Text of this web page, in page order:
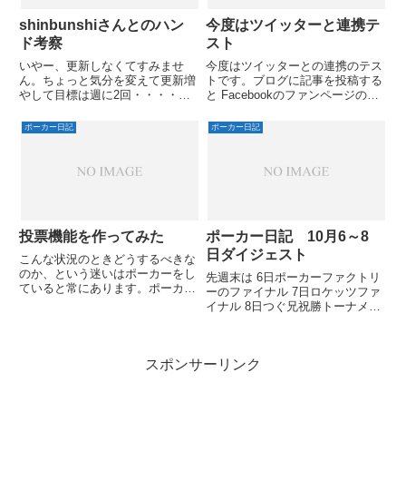
shinbunshiさんとのハン
ド考察
いやー、更新しなくてすみませ
ん。ちょっと気分を変えて更新増
やして目標は週に2回・・・・。
が、pokerstarsのスーパーノヴァ
エリートのshinbunshiさんとポー
一緒する機会が...
今度はツイッターと連携テ
スト
今度はツイッターとの連携のテス
トです。ブログに記事を投稿する
と Facebookのファンページのウ
の@pokerdouアカウントに自動
ツイートという連携です。ツイー
えば、mix...
ポーカー日記
投票機能を作ってみた
こんな状況のときどうするべきな
のか、という迷いはポーカーをし
ていると常にあります。ポーカー
いうのはすごく気になります。...
ポーカー日記
ポーカー日記 10月6～8
日ダイジェスト
先週末は 6日ポーカーファクトリ
ーのファイナル 7日ロケッツファ
イナル 8日つぐ兄祝勝トーナメン
スポンサーリンク